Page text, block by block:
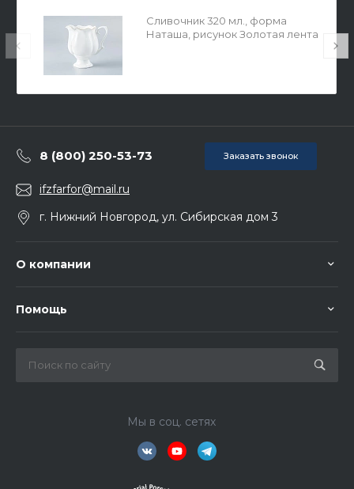
Сливочник 320 мл., форма
Наташа, рисунок Золотая лента
8 (800) 250-53-73 Заказать звонок
ifzfarfor@mail.ru
г. Нижний Новгород, ул. Сибирская дом 3
О компании
Помощь
Мы в соц. сетях